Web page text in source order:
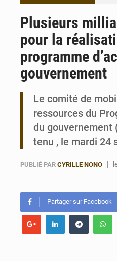
Plusieurs
pour la
programme
gouvernement
Le comité de
ressources du
du gouvernement
tenu , le mardi 24
PUBLIÉ PAR CYRILLE NONO
Partager sur Facebook